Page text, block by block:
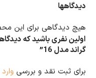
دیدگاهها
هیچ دیدگاهی برای این
اولین نفری باشید که
گراند مدل 16”
برای ثبت نقد و بررسی